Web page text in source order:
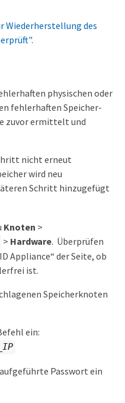
Wiederherstellung des
.
physischen oder
fehlerhaften Speicher-
zuvor ermittelt und
nicht erneut
wird neu
Schritt hinzugefügt
Knoten >
> Hardware. Überprüfen
Appliance“ der Seite, ob
ist.
Speicherknoten
ein:
Passwort ein